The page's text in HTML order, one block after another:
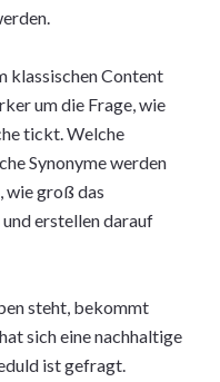
klassischen Content
um die Frage, wie
tickt. Welche
Synonyme werden
wie groß das
und erstellen darauf
steht, bekommt
sich eine nachhaltige
ist gefragt.